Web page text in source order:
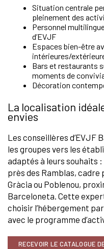
Situation centrale
pleinement des
Personnel
d’EVJF
Espaces bien-être
intérieures/
Bars et restaurants
moments de
Décoration
La localisation
envies
Les conseillères d’EVJF
les groupes vers les
adaptés à leurs souhaits
près des Ramblas, cadre
Gràcia ou Poblenou,
Barceloneta. Cette
choisir l’hébergement
avec le programme
RECEVOIR LE CATALOGUE